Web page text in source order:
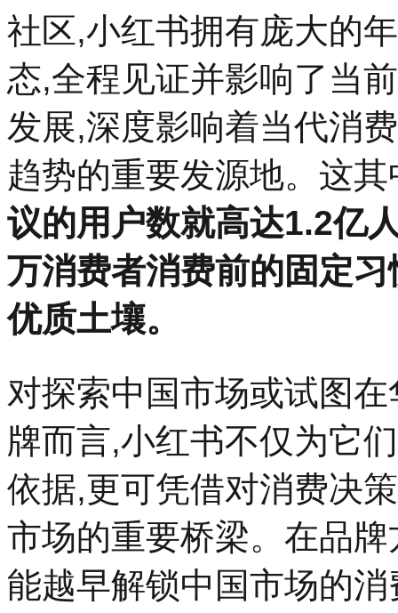
社区,小红书拥有庞大的
态,全程见证并影响了当
发展,深度影响着当代消
趋势的重要发源地。这其
议的用户数就高达1.2亿
万消费者消费前的固定
优质土壤。
对探索中国市场或试图
牌而言,小红书不仅为它
依据,更可凭借对消费决
市场的重要桥梁。在品
能越早解锁中国市场的